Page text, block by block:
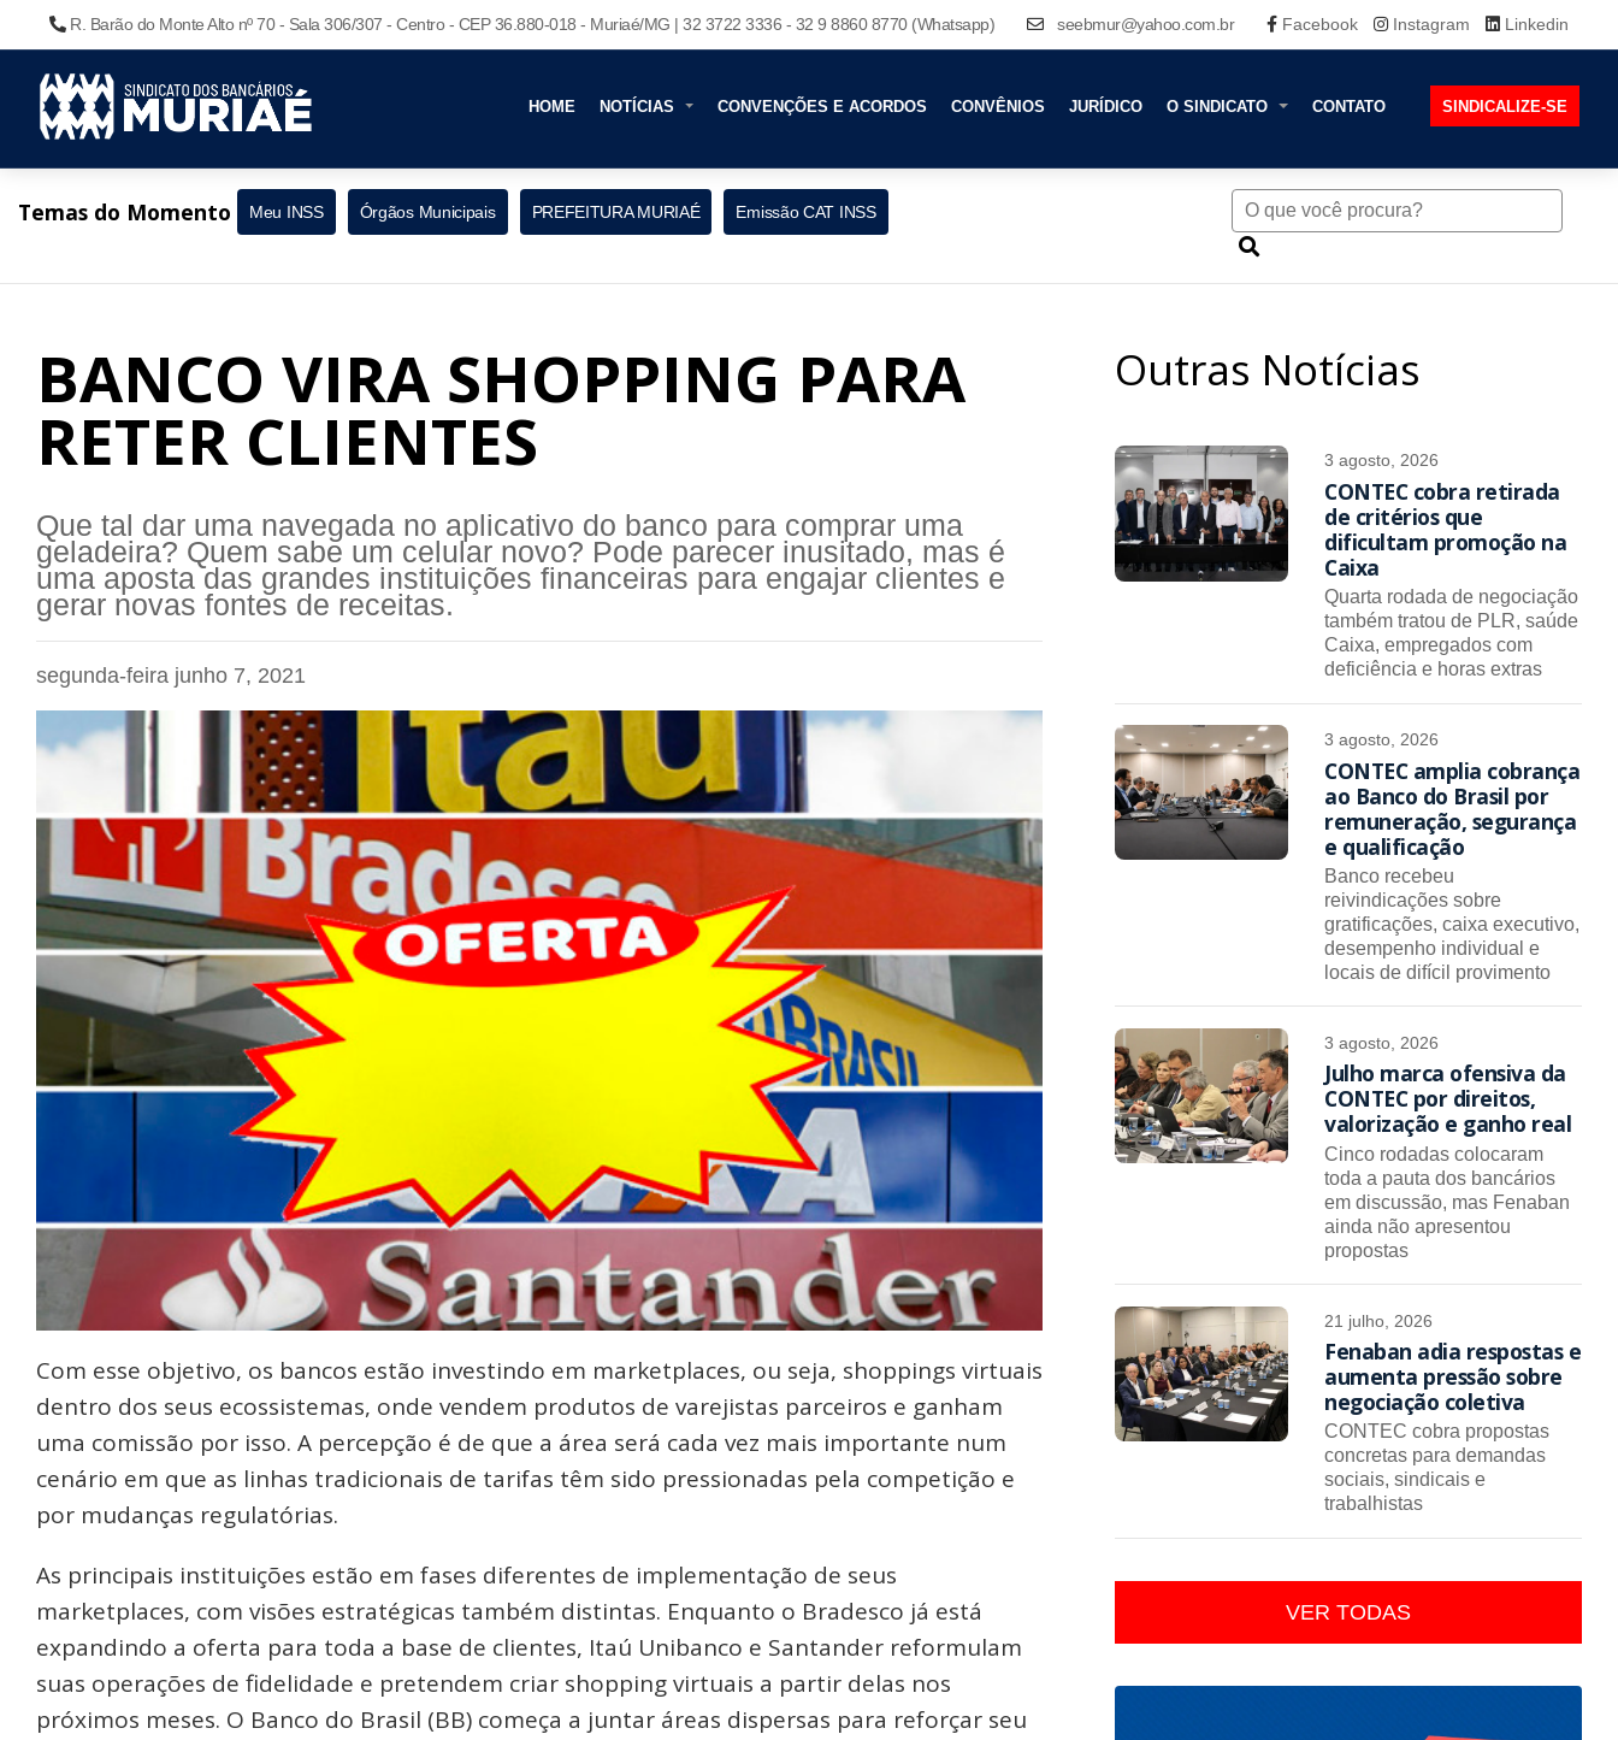
R. Barão do Monte Alto nº 70 - Sala 306/307 - Centro - CEP 36.880-018 - Muriaé/MG | 32 3722 3336 - 32 9 8860 8770 (Whatsapp) seebmur@yahoo.com.br Facebook Instagram Linkedin
HOME NOTÍCIAS CONVENÇÕES E ACORDOS CONVÊNIOS JURÍDICO O SINDICATO CONTATO SINDICALIZE-SE
Temas do Momento Meu INSS Órgãos Municipais PREFEITURA MURIAÉ Emissão CAT INSS
BANCO VIRA SHOPPING PARA
RETER CLIENTES
Que tal dar uma navegada no aplicativo do banco para comprar uma
geladeira? Quem sabe um celular novo? Pode parecer inusitado, mas é
uma aposta das grandes instituições financeiras para engajar clientes e
gerar novas fontes de receitas.
segunda-feira junho 7, 2021
Com esse objetivo, os bancos estão investindo em marketplaces, ou seja, shoppings virtuais
dentro dos seus ecossistemas, onde vendem produtos de varejistas parceiros e ganham
uma comissão por isso. A percepção é de que a área será cada vez mais importante num
cenário em que as linhas tradicionais de tarifas têm sido pressionadas pela competição e
por mudanças regulatórias.
As principais instituições estão em fases diferentes de implementação de seus
marketplaces, com visões estratégicas também distintas. Enquanto o Bradesco já está
expandindo a oferta para toda a base de clientes, Itaú Unibanco e Santander reformulam
suas operações de fidelidade e pretendem criar shopping virtuais a partir delas nos
próximos meses. O Banco do Brasil (BB) começa a juntar áreas dispersas para reforçar seu
Outras Notícias
3 agosto, 2026
CONTEC cobra retirada
de critérios que
dificultam promoção na
Caixa
Quarta rodada de negociação
também tratou de PLR, saúde
Caixa, empregados com
deficiência e horas extras
3 agosto, 2026
CONTEC amplia cobrança
ao Banco do Brasil por
remuneração, segurança
e qualificação
Banco recebeu
reivindicações sobre
gratificações, caixa executivo,
desempenho individual e
locais de difícil provimento
3 agosto, 2026
Julho marca ofensiva da
CONTEC por direitos,
valorização e ganho real
Cinco rodadas colocaram
toda a pauta dos bancários
em discussão, mas Fenaban
ainda não apresentou
propostas
21 julho, 2026
Fenaban adia respostas e
aumenta pressão sobre
negociação coletiva
CONTEC cobra propostas
concretas para demandas
sociais, sindicais e
trabalhistas
VER TODAS